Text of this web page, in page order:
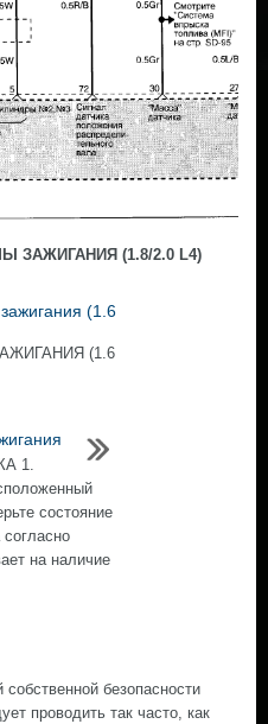
ЗАЖИГАНИЯ (1.8/2.0 L4)
(1.6
(1.6
1.
состояние
на наличие
безопасности
проводить так часто, как